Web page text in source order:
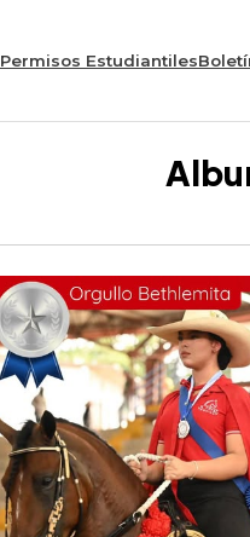
Permisos Estudiantiles